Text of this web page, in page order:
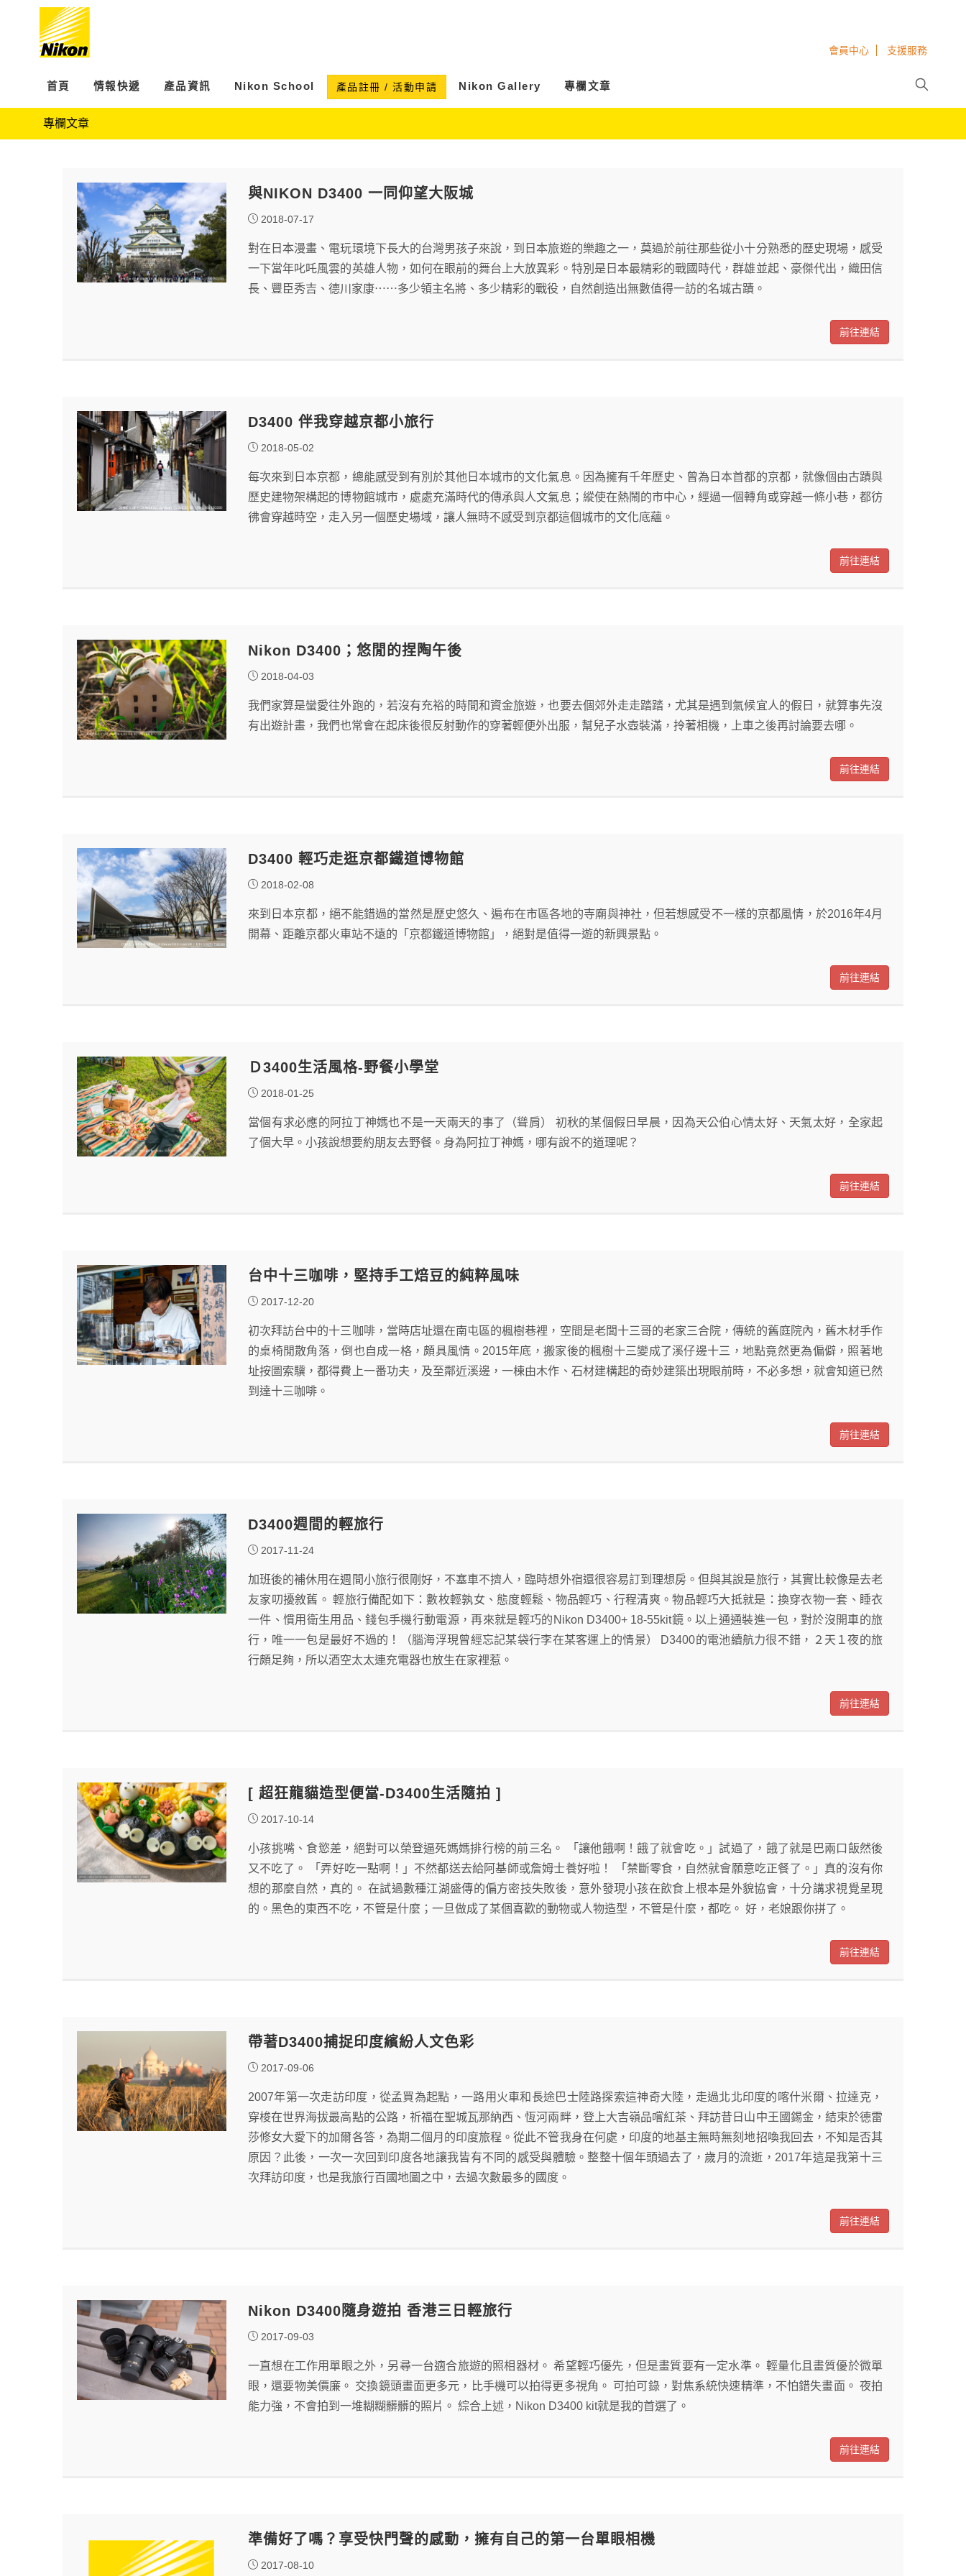
會員中心 支援服務
首頁 情報快遞 產品資訊 Nikon School 產品註冊 / 活動申請 Nikon Gallery 專欄文章
專欄文章
與NIKON D3400 一同仰望大阪城
2018-07-17
對在日本漫畫、電玩環境下長大的台灣男孩子來說，到日本旅遊的樂趣之一，莫過於前往那些從小十分熟悉的歷史現場，感受
一下當年叱吒風雲的英雄人物，如何在眼前的舞台上大放異彩。特別是日本最精彩的戰國時代，群雄並起、豪傑代出，織田信
長、豐臣秀吉、德川家康⋯⋯多少領主名將、多少精彩的戰役，自然創造出無數值得一訪的名城古蹟。
前往連結
D3400 伴我穿越京都小旅行
2018-05-02
每次來到日本京都，總能感受到有別於其他日本城市的文化氣息。因為擁有千年歷史、曾為日本首都的京都，就像個由古蹟與
歷史建物架構起的博物館城市，處處充滿時代的傳承與人文氣息；縱使在熱鬧的市中心，經過一個轉角或穿越一條小巷，都彷
彿會穿越時空，走入另一個歷史場域，讓人無時不感受到京都這個城市的文化底蘊。
前往連結
Nikon D3400；悠閒的捏陶午後
2018-04-03
我們家算是蠻愛往外跑的，若沒有充裕的時間和資金旅遊，也要去個郊外走走踏踏，尤其是遇到氣候宜人的假日，就算事先沒
有出遊計畫，我們也常會在起床後很反射動作的穿著輕便外出服，幫兒子水壺裝滿，拎著相機，上車之後再討論要去哪。
前往連結
D3400 輕巧走逛京都鐵道博物館
2018-02-08
來到日本京都，絕不能錯過的當然是歷史悠久、遍布在市區各地的寺廟與神社，但若想感受不一樣的京都風情，於2016年4月
開幕、距離京都火車站不遠的「京都鐵道博物館」，絕對是值得一遊的新興景點。
前往連結
Ｄ3400生活風格-野餐小學堂
2018-01-25
當個有求必應的阿拉丁神媽也不是一天兩天的事了（聳肩） 初秋的某個假日早晨，因為天公伯心情太好、天氣太好，全家起
了個大早。小孩說想要約朋友去野餐。身為阿拉丁神媽，哪有說不的道理呢？
前往連結
台中十三咖啡，堅持手工焙豆的純粹風味
2017-12-20
初次拜訪台中的十三咖啡，當時店址還在南屯區的楓樹巷裡，空間是老闆十三哥的老家三合院，傳統的舊庭院內，舊木材手作
的桌椅閒散角落，倒也自成一格，頗具風情。2015年底，搬家後的楓樹十三變成了溪仔邊十三，地點竟然更為偏僻，照著地
址按圖索驥，都得費上一番功夫，及至鄰近溪邊，一棟由木作、石材建構起的奇妙建築出現眼前時，不必多想，就會知道已然
到達十三咖啡。
前往連結
D3400週間的輕旅行
2017-11-24
加班後的補休用在週間小旅行很剛好，不塞車不擠人，臨時想外宿還很容易訂到理想房。但與其說是旅行，其實比較像是去老
友家叨擾敘舊。 輕旅行備配如下：數枚輕孰女、態度輕鬆、物品輕巧、行程清爽。物品輕巧大抵就是：換穿衣物一套、睡衣
一件、慣用衛生用品、錢包手機行動電源，再來就是輕巧的Nikon D3400+ 18-55kit鏡。以上通通裝進一包，對於沒開車的旅
行，唯一一包是最好不過的！（腦海浮現曾經忘記某袋行李在某客運上的情景） D3400的電池續航力很不錯，２天１夜的旅
行頗足夠，所以酒空太太連充電器也放生在家裡惹。
前往連結
[ 超狂龍貓造型便當-D3400生活隨拍 ]
2017-10-14
小孩挑嘴、食慾差，絕對可以榮登逼死媽媽排行榜的前三名。 「讓他餓啊！餓了就會吃。」試過了，餓了就是巴兩口飯然後
又不吃了。 「弄好吃一點啊！」不然都送去給阿基師或詹姆士養好啦！ 「禁斷零食，自然就會願意吃正餐了。」真的沒有你
想的那麼自然，真的。 在試過數種江湖盛傳的偏方密技失敗後，意外發現小孩在飲食上根本是外貌協會，十分講求視覺呈現
的。黑色的東西不吃，不管是什麼；一旦做成了某個喜歡的動物或人物造型，不管是什麼，都吃。 好，老娘跟你拼了。
前往連結
帶著D3400捕捉印度繽紛人文色彩
2017-09-06
2007年第一次走訪印度，從孟買為起點，一路用火車和長途巴士陸路探索這神奇大陸，走過北北印度的喀什米爾、拉達克，
穿梭在世界海拔最高點的公路，祈福在聖城瓦那納西、恆河兩畔，登上大吉嶺品嚐紅茶、拜訪昔日山中王國錫金，結束於德雷
莎修女大愛下的加爾各答，為期二個月的印度旅程。從此不管我身在何處，印度的地基主無時無刻地招喚我回去，不知是否其
原因？此後，一次一次回到印度各地讓我皆有不同的感受與體驗。整整十個年頭過去了，歲月的流逝，2017年這是我第十三
次拜訪印度，也是我旅行百國地圖之中，去過次數最多的國度。
前往連結
Nikon D3400隨身遊拍 香港三日輕旅行
2017-09-03
一直想在工作用單眼之外，另尋一台適合旅遊的照相器材。 希望輕巧優先，但是畫質要有一定水準。 輕量化且畫質優於微單
眼，還要物美價廉。 交換鏡頭畫面更多元，比手機可以拍得更多視角。 可拍可錄，對焦系統快速精準，不怕錯失畫面。 夜拍
能力強，不會拍到一堆糊糊髒髒的照片。 綜合上述，Nikon D3400 kit就是我的首選了。
前往連結
準備好了嗎？享受快門聲的感動，擁有自己的第一台單眼相機
2017-08-10